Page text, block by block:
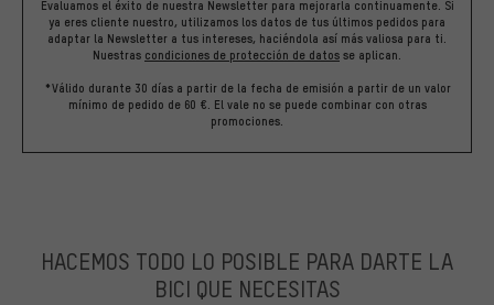
Evaluamos el éxito de nuestra Newsletter para mejorarla continuamente. Si
ya eres cliente nuestro, utilizamos los datos de tus últimos pedidos para
adaptar la Newsletter a tus intereses, haciéndola así más valiosa para ti.
Nuestras condiciones de protección de datos se aplican.
*Válido durante 30 días a partir de la fecha de emisión a partir de un valor
mínimo de pedido de 60 €. El vale no se puede combinar con otras
promociones.
HACEMOS TODO LO POSIBLE PARA DARTE LA
BICI QUE NECESITAS